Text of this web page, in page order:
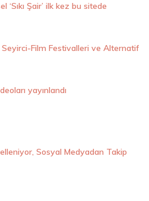
Şair’ ilk kez bu sitede
Film Festivalleri ve Alternatif
yayınlandı
Sosyal Medyadan Takip